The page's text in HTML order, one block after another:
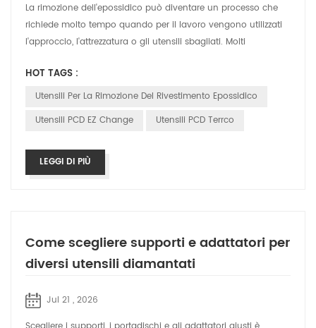
La rimozione dell'epossidico può diventare un processo che
richiede molto tempo quando per il lavoro vengono utilizzati
l'approccio, l'attrezzatura o gli utensili sbagliati. Molti
HOT TAGS :
Utensili Per La Rimozione Del Rivestimento Epossidico
Utensili PCD EZ Change
Utensili PCD Terrco
LEGGI DI PIÙ
Come scegliere supporti e adattatori per
diversi utensili diamantati
Jul 21 , 2026